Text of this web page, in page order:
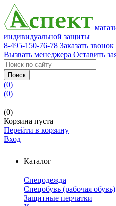
индивидуальной защиты
8-495-150-76-78 Заказать звонок
Вызвать менеджера Оставить
Поиск
(0)
(0)
(0)
Корзина пуста
Перейти в корзину
Вход
Каталог
Спецодежда
Спецобувь (рабочая обувь)
Защитные перчатки